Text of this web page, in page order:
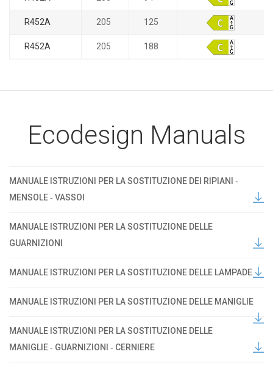
R452A 205 125
R452A 205 188
Ecodesign Manuals
MANUALE ISTRUZIONI PER LA SOSTITUZIONE DEI RIPIANI ‐
MENSOLE ‐ VASSOI
MANUALE ISTRUZIONI PER LA SOSTITUZIONE DELLE
GUARNIZIONI
MANUALE ISTRUZIONI PER LA SOSTITUZIONE DELLE LAMPADE
MANUALE ISTRUZIONI PER LA SOSTITUZIONE DELLE MANIGLIE
MANUALE ISTRUZIONI PER LA SOSTITUZIONE DELLE
MANIGLIE ‐ GUARNIZIONI ‐ CERNIERE